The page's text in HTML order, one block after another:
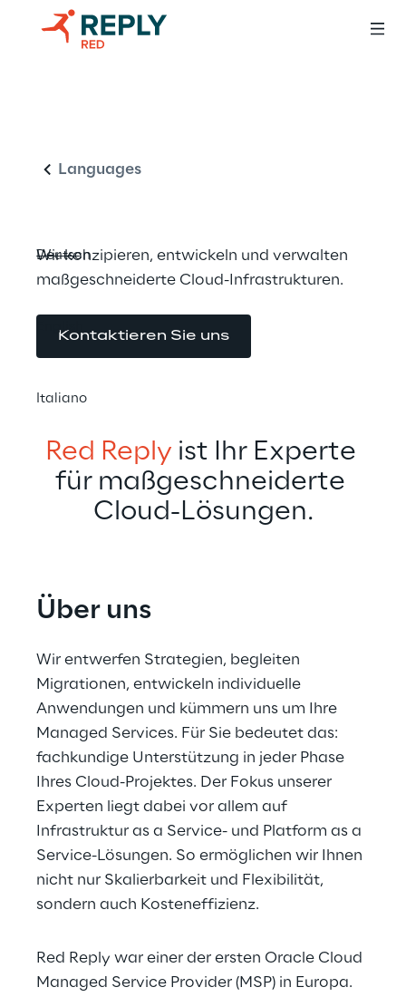
Languages
Deutsch
English
Italiano
Wir konzipieren, entwickeln und verwalten
maßgeschneiderte Cloud-Infrastrukturen.
Kontaktieren Sie uns
Red Reply ist Ihr Experte
für maßgeschneiderte
Cloud-Lösungen.
Über uns
Wir entwerfen Strategien, begleiten
Migrationen, entwickeln individuelle
Anwendungen und kümmern uns um Ihre
Managed Services. Für Sie bedeutet das:
fachkundige Unterstützung in jeder Phase
Ihres Cloud-Projektes. Der Fokus unserer
Experten liegt dabei vor allem auf
Infrastruktur as a Service- und Platform as a
Service-Lösungen. So ermöglichen wir Ihnen
nicht nur Skalierbarkeit und Flexibilität,
sondern auch Kosteneffizienz.
Red Reply war einer der ersten Oracle Cloud
Managed Service Provider (MSP) in Europa.